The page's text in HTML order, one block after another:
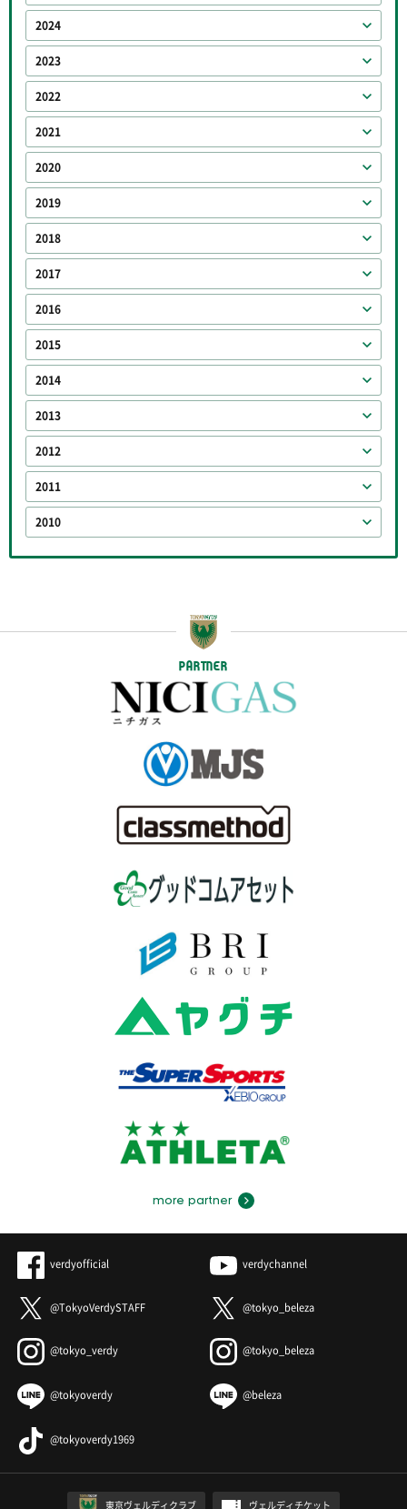
2024
2023
2022
2021
2020
2019
2018
2017
2016
2015
2014
2013
2012
2011
2010
PARTNER
more partner
verdyofficial verdychannel
@TokyoVerdySTAFF @tokyo_beleza
@tokyo_verdy @tokyo_beleza
@tokyoverdy @beleza
@tokyoverdy1969
東京ヴェルディクラブ ヴェルディチケット